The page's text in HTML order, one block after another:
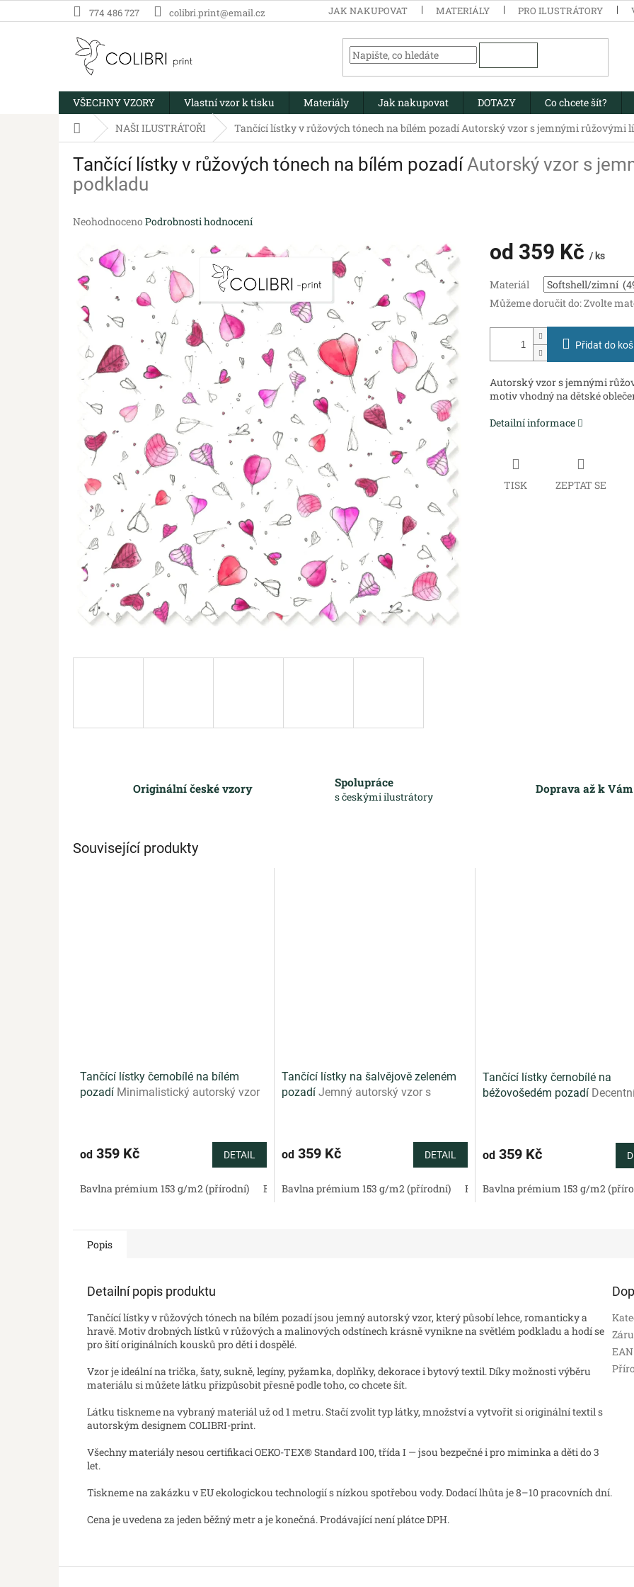
na
774 486 727 colibri.print@email.cz JAK NAKUPOVAT MATERIÁLY PRO ILUSTRÁTORY
VŠECHNY VZORY Vlastní vzor k tisku Materiály Jak nakupovat DOTAZY Co chcete šít?
Domů NAŠI ILUSTRÁTOŘI Tančící lístky v růžových tónech na bílém pozadíAutorský vzor s jemnými růžovými
Tančící lístky v růžových tónech na bílém pozadíAutorský vzor s
podkladu
Průměrné
produktu
0,0
hvězdiček.
Neohodnoceno Podrobnosti hodnocení
od 359 Kč / ks
cena:
Materiál
Můžeme doručit do:Zvolte
Přidat do
Autorský vzor s jemnými
motiv vhodný na dětské
Detailní informace
TISK ZEPTAT SE
Originální české vzory Spolupráce
s českými ilustrátory
Doprava až k
Související produkty
Tančící lístky černobílé na bílém
pozadí Minimalistický autorský vzor
od 359 Kč DETAIL
Bavlna prémium 153 g/m2 (přírodní) Bavlněný satén 130 g/m2 (přírodní) Bavlněné plátno standard (přírodní)
Tančící lístky na šalvějově zeleném
pozadí Jemný autorský vzor s
od359 Kč DETAIL
Bavlna prémium 153 g/m2 (přírodní) Bavlněný satén 130 g/m2 (přírodní)
Tančící lístky černobílé na
béžovošedém pozadí
od 359 Kč
Bavlna prémium 153 g/m2
Popis
Detailní popis produktu
Tančící lístky v růžových tónech na bílém pozadí jsou jemný autorský vzor, který působí lehce, romanticky a
hravě. Motiv drobných lístků v růžových a malinových odstínech krásně vynikne na světlém podkladu a hodí se
pro šití originálních kousků pro děti i dospělé.
Vzor je ideální na trička, šaty, sukně, legíny, pyžamka, doplňky, dekorace i bytový textil. Díky možnosti výběru
materiálu si můžete látku přizpůsobit přesně podle toho, co chcete šít.
Látku tiskneme na vybraný materiál už od 1 metru. Stačí zvolit typ látky, množství a vytvořit si originální textil s
autorským designem COLIBRI-print.
Všechny materiály nesou certifikaci OEKO-TEX® Standard 100, třída I — jsou bezpečné i pro miminka a děti do 3
let.
Tiskneme na zakázku v EU ekologickou technologií s nízkou spotřebou vody. Dodací lhůta je 8–10 pracovních dní.
Cena je uvedena za jeden běžný metr a je konečná. Prodávající není plátce DPH.
EAN